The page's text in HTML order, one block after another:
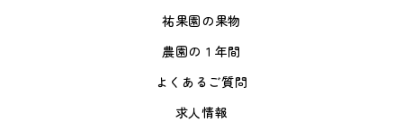
祐果園の果物
農園の１年間
よくあるご質問
求人情報